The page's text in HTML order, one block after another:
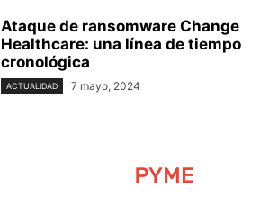
Ataque de ransomware Change
Healthcare: una línea de tiempo
cronológica
ACTUALIDAD 7 mayo, 2024